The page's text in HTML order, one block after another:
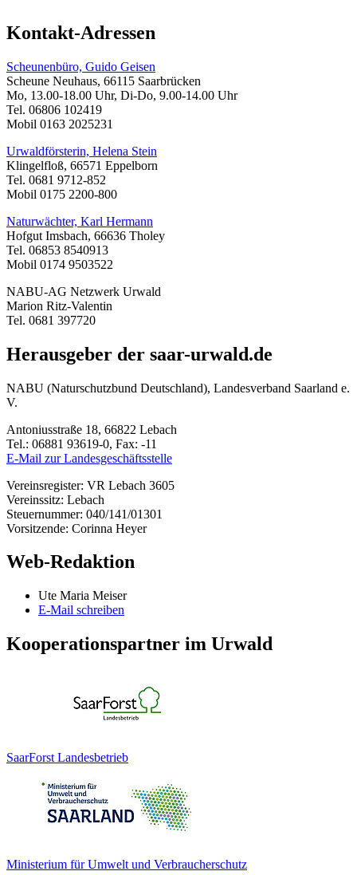
Kontakt-Adressen
Scheunenbüro, Guido Geisen
Scheune Neuhaus, 66115 Saarbrücken
Mo, 13.00-18.00 Uhr, Di-Do, 9.00-14.00 Uhr
Tel. 06806 102419
Mobil 0163 2025231
Urwaldförsterin, Helena Stein
Klingelfloß, 66571 Eppelborn
Tel. 0681 9712-852
Mobil 0175 2200-800
Naturwächter, Karl Hermann
Hofgut Imsbach, 66636 Tholey
Tel. 06853 8540913
Mobil 0174 9503522
NABU-AG Netzwerk Urwald
Marion Ritz-Valentin
Tel. 0681 397720
Herausgeber der saar-urwald.de
NABU (Naturschutzbund Deutschland), Landesverband Saarland e.
V.
Antoniusstraße 18, 66822 Lebach
Tel.: 06881 93619-0, Fax: -11
E-Mail zur Landesgeschäftsstelle
Vereinsregister: VR Lebach 3605
Vereinssitz: Lebach
Steuernummer: 040/141/01301
Vorsitzende: Corinna Heyer
Web-Redaktion
Ute Maria Meiser
E-Mail schreiben
Kooperationspartner im Urwald
SaarForst Landesbetrieb
Ministerium für Umwelt und Verbraucherschutz